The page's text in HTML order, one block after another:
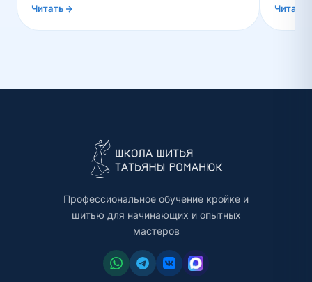
Читать Читать
Профессиональное обучение кройке и
шитью для начинающих и опытных
мастеров